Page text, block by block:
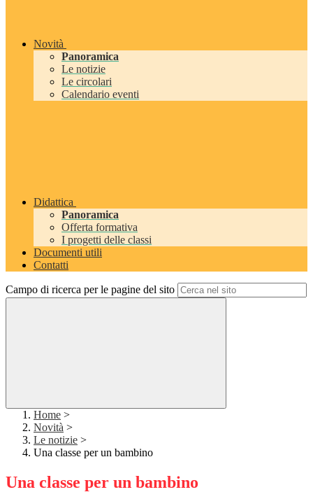
Novità
Panoramica
Le notizie
Le circolari
Calendario eventi
Didattica
Panoramica
Offerta formativa
I progetti delle classi
Documenti utili
Contatti
Campo di ricerca per le pagine del sito
Home >
Novità >
Le notizie >
Una classe per un bambino
Una classe per un bambino